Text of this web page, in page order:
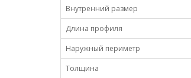
Внутренний размер
Длина профиля
Наружный периметр
Толщина